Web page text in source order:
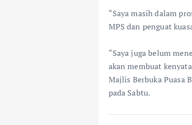
“Saya masih dalam
MPS dan penguat
“Saya juga belum
akan membuat
Majlis Berbuka Puasa
pada Sabtu.